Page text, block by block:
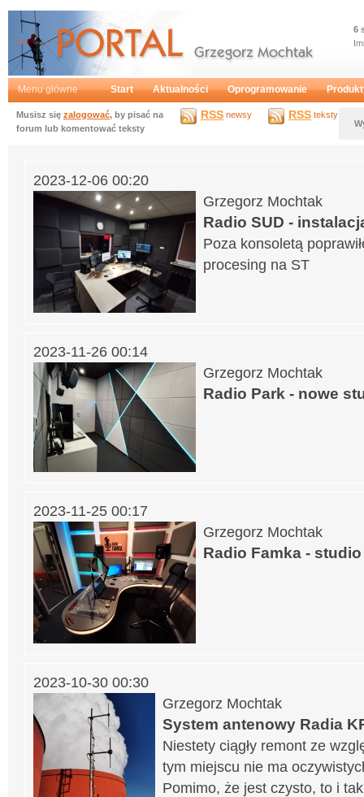
6
Portal Grzegorz Mochtak
Menu główne Start Aktualności Oprogramowanie
RSS newsy RSS teksty
Musisz się zalogować, by pisać na
forum lub komentować teksty
2023-12-06 00:20
Grzegorz Mochtak
Radio SUD -
Poza konsoletą
procesing na ST
2023-11-26 00:14
Grzegorz Mochtak
Radio Park - nowe
2023-11-25 00:17
Grzegorz Mochtak
Radio Famka -
2023-10-30 00:30
Grzegorz Mochtak
System antenowy Radia
Niestety ciągły remont ze
tym miejscu nie ma
Pomimo, że jest czysto, to i